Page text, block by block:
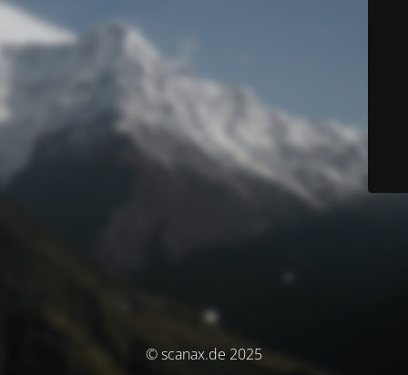
© scanax.de 2025